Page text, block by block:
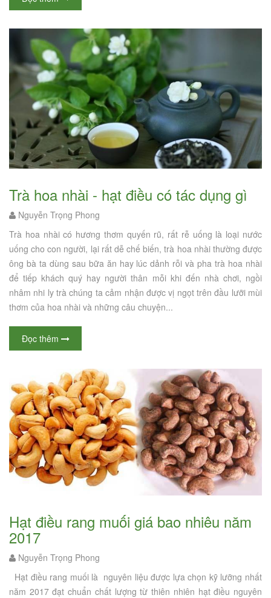
trà hoa nhài - hạt điều có tác dụng gì
Nguyễn Trọng Phong
Trà hoa nhài có hương thơm quyến rũ, rất rễ uống là loại nước
uống cho con người, lại rất dễ chế biến, trà hoa nhài thường được
ông bà ta dùng sau bữa ăn hay lúc dảnh rỗi và pha trà hoa nhài
để tiếp khách quý hay người thân mỗi khi đến nhà chơi, ngồi
nhâm nhi ly trà chúng ta cảm nhận được vị ngọt trên đầu lưỡi mùi
thơm của hoa nhài và những câu chuyện...
Đọc thêm
Hạt điều rang muối giá bao nhiêu năm
2017
Nguyễn Trọng Phong
Hạt điều rang muối là nguyên liệu được lựa chọn kỹ lưỡng nhất
năm 2017 đạt chuẩn chất lượng từ thiên nhiên hạt điều nguyên